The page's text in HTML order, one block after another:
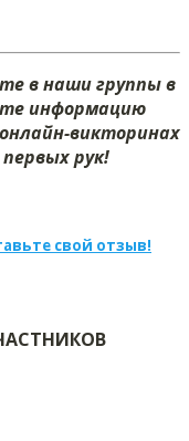
в наши группы в
информацию
викторинах
рук!
свой отзыв!